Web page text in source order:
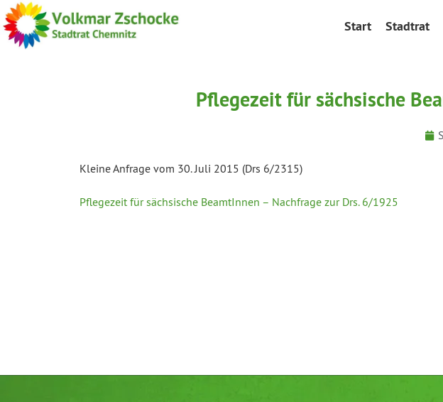
Start Stadtrat
Pflegezeit für sächsische
Kleine Anfrage vom 30. Juli 2015 (Drs 6/2315)
Pflegezeit für sächsische BeamtInnen – Nachfrage zur Drs. 6/1925